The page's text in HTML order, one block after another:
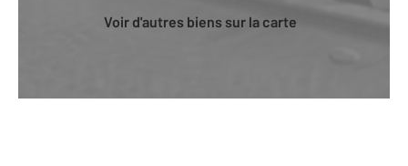
Voir d'autres biens sur la carte